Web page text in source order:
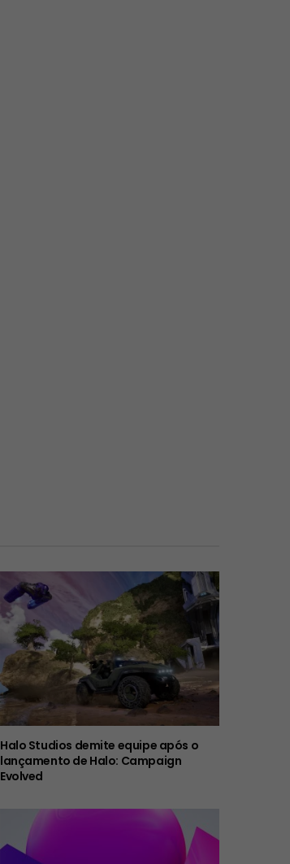
Halo Studios demite equipe após o
lançamento de Halo: Campaign
Evolved